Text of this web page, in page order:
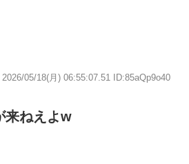
2026/05/18(月) 06:55:07.51 ID:85aQp9o40
来ねえよw